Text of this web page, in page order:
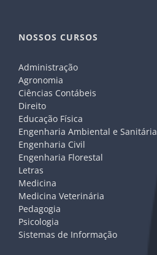
NOSSOS CURSOS
Administração
Agronomia
Ciências Contábeis
Direito
Educação Física
Engenharia Ambiental e Sanitária
Engenharia Civil
Engenharia Florestal
Letras
Medicina
Medicina Veterinária
Pedagogia
Psicologia
Sistemas de Informação